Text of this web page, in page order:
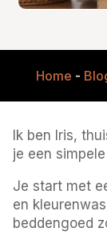
Home -
Ik ben Iris,
je een
Je start met
en
beddengoed